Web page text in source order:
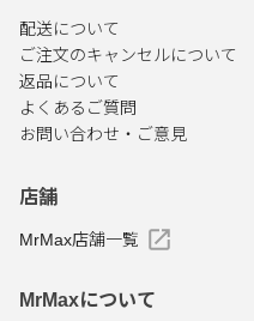
配送について
ご注文のキャンセルについて
返品について
よくあるご質問
お問い合わせ・ご意見
店舗
MrMax店舗一覧
MrMaxについて